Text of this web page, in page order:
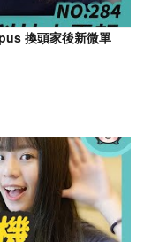
換頭家後新微單